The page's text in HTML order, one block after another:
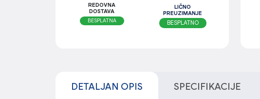
REDOVNA
DOSTAVA
BESPLATNA
LIČNO
PREUZIMANJE
BESPLATNO
DETALJAN OPIS SPECIFIKACIJE